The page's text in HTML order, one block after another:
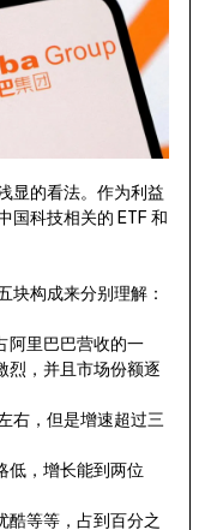
显的看法。作为利益
国科技相关的 ETF 和
块构成来分别理解：
阿里巴巴营收的一
烈，并且市场份额逐
右，但是增速超过三
低，增长能到两位
酷等等，占到百分之